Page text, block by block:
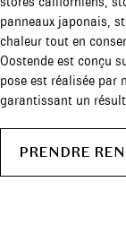
panneaux japonais,
chaleur tout en
Oostende est conçu
pose est réalisée par
garantissant un
PRENDRE